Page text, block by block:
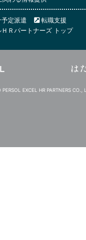
定派遣
転職支援
Ｒパートナーズ トップ
PERSOL EXCEL HR PARTNERS CO.,